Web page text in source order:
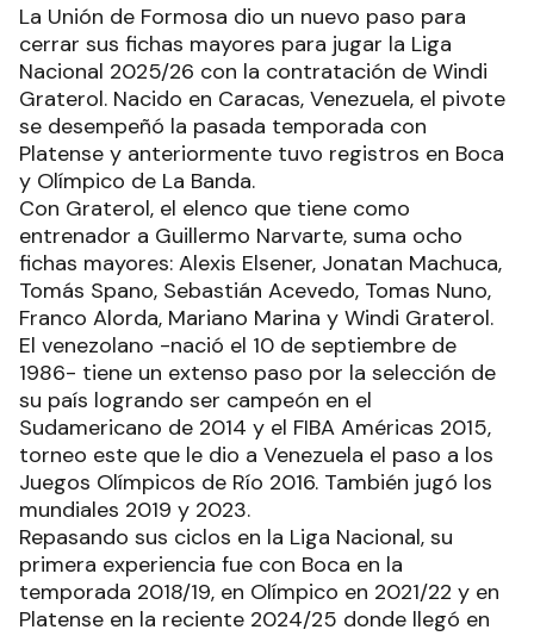
La Unión de Formosa dio un nuevo paso para
cerrar sus fichas mayores para jugar la Liga
Nacional 2025/26 con la contratación de Windi
Graterol. Nacido en Caracas, Venezuela, el pivote
se desempeñó la pasada temporada con
Platense y anteriormente tuvo registros en Boca
y Olímpico de La Banda.
Con Graterol, el elenco que tiene como
entrenador a Guillermo Narvarte, suma ocho
fichas mayores: Alexis Elsener, Jonatan Machuca,
Tomás Spano, Sebastián Acevedo, Tomas Nuno,
Franco Alorda, Mariano Marina y Windi Graterol.
El venezolano -nació el 10 de septiembre de
1986- tiene un extenso paso por la selección de
su país logrando ser campeón en el
Sudamericano de 2014 y el FIBA Américas 2015,
torneo este que le dio a Venezuela el paso a los
Juegos Olímpicos de Río 2016. También jugó los
mundiales 2019 y 2023.
Repasando sus ciclos en la Liga Nacional, su
primera experiencia fue con Boca en la
temporada 2018/19, en Olímpico en 2021/22 y en
Platense en la reciente 2024/25 donde llegó en